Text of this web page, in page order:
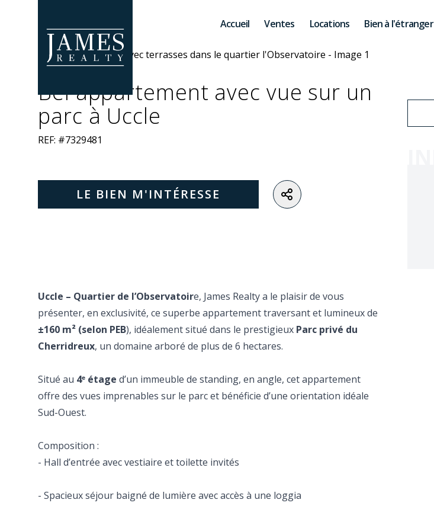
Accueil
Ventes Locations Bien à l'étranger
Bel appartement avec vue sur un
parc à Uccle
REF: #7329481
LE BIEN M'INTÉRESSE
Uccle – Quartier de l’Observatoire, James Realty a le plaisir de vous
présenter, en exclusivité, ce superbe appartement traversant et lumineux de
±160 m² (selon PEB), idéalement situé dans le prestigieux Parc privé du
Cherridreux, un domaine arboré de plus de 6 hectares.
Situé au 4ᵉ étage d’un immeuble de standing, en angle, cet appartement
offre des vues imprenables sur le parc et bénéficie d’une orientation idéale
Sud-Ouest.
Composition :
- Hall d’entrée avec vestiaire et toilette invités
- Spacieux séjour baigné de lumière avec accès à une loggia